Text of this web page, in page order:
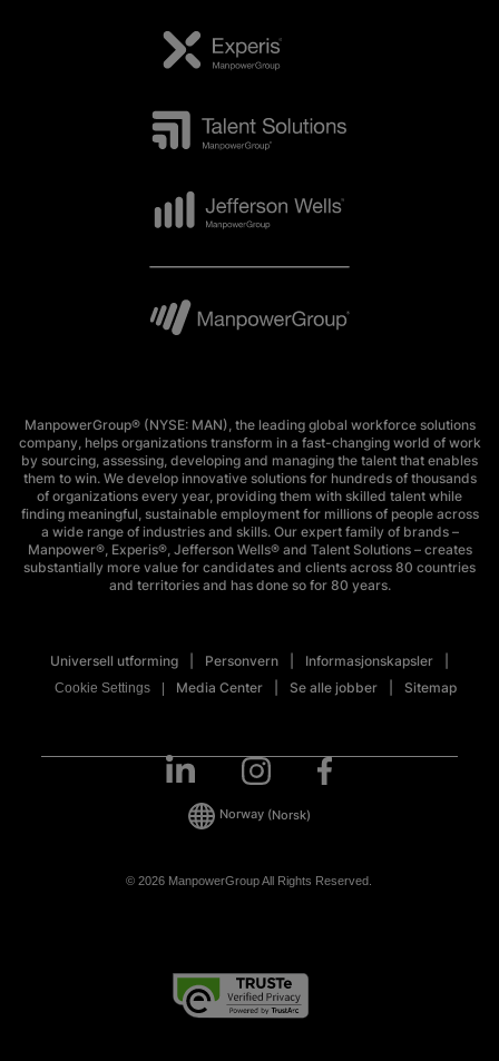
ManpowerGroup® (NYSE: MAN), the leading global workforce solutions
company, helps organizations transform in a fast-changing world of work
by sourcing, assessing, developing and managing the talent that enables
them to win. We develop innovative solutions for hundreds of thousands
of organizations every year, providing them with skilled talent while
finding meaningful, sustainable employment for millions of people across
a wide range of industries and skills. Our expert family of brands –
Manpower®, Experis®, Jefferson Wells® and Talent Solutions – creates
substantially more value for candidates and clients across 80 countries
and territories and has done so for 80 years.
Universell utforming Personvern Informasjonskapsler
Cookie Settings Media Center Se alle jobber Sitemap
© 2026 ManpowerGroup All Rights Reserved.
Norway (Norsk)